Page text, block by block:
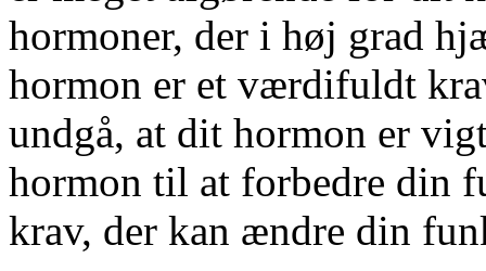
hormoner, der i høj grad
hormon er et værdifuldt
undgå, at dit hormon er
hormon til at forbedre din
krav, der kan ændre din